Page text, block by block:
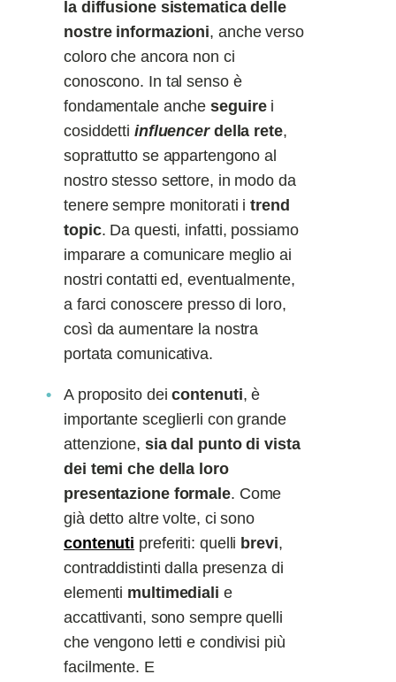
la diffusione sistematica delle
nostre informazioni, anche verso
coloro che ancora non ci
conoscono. In tal senso è
fondamentale ancheseguirei
cosiddetti influencerdella rete,
soprattutto se appartengono al
nostro stesso settore, in modo da
tenere sempre monitorati itrend
topic. Da questi, infatti, possiamo
imparare a comunicare meglio ai
nostri contatti ed, eventualmente,
a farci conoscere presso di loro,
così da aumentare la nostra
portata comunicativa.
A proposito deicontenuti, è
importante sceglierli con grande
attenzione, sia dal punto di vista
dei temi che della loro
presentazione formale. Come
già detto altre volte, ci sono
contenuti preferiti: quelli brevi,
contraddistinti dalla presenza di
elementi multimediali e
accattivanti, sono sempre quelli
che vengono letti e condivisi più
facilmente. E